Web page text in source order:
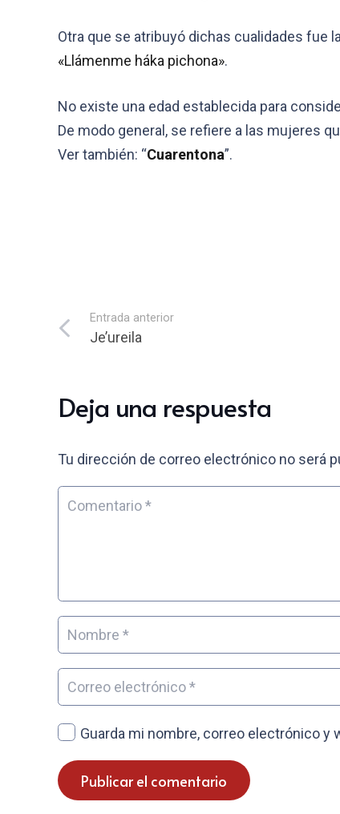
Otra que se atribuyó dichas cualidades fue
«Llámenme háka pichona».
No existe una edad establecida para
De modo general, se refiere a las mujeres
Ver también: “Cuarentona”.
Entrada anterior
Je’ureila
Deja una respuesta
Tu dirección de correo electrónico no será
Guarda mi nombre, correo electrónico y
Publicar el comentario